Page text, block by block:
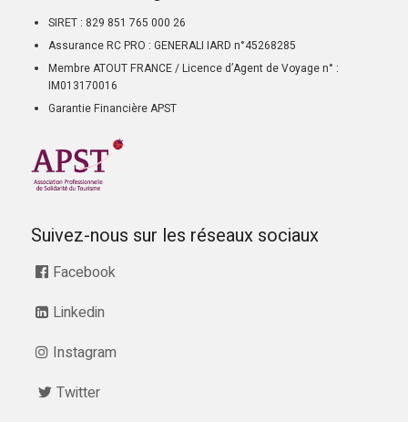
SIRET : 829 851 765 000 26
Assurance RC PRO : GENERALI IARD n°45268285
Membre ATOUT FRANCE / Licence d’Agent de Voyage n° :
IM013170016
Garantie Financière APST
Suivez-nous sur les réseaux sociaux
Facebook
Linkedin
Instagram
Twitter